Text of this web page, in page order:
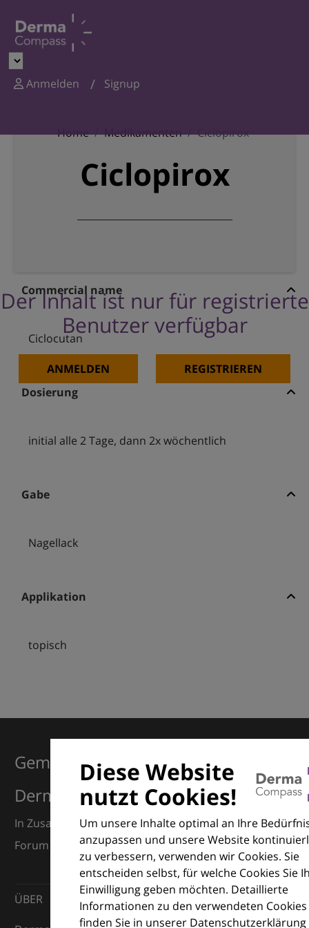
Anmelden Signup
Home Medikamenten Ciclopirox
Ciclopirox
Der Inhalt ist nur für registrierte
Benutzer verfügbar
ANMELDEN REGISTRIEREN
Commercial name
Ciclocutan
Dosierung
initial alle 2 Tage, dann 2x wöchentlich
Gabe
Nagellack
Applikation
topisch
Diese Website
nutzt Cookies!
Um unsere Inhalte optimal an Ihre
anzupassen und unsere Website
zu verbessern, verwenden wir Cookies. Sie
entscheiden selbst, für welche Cookies Sie
Einwilligung geben möchten. Detaillierte
Informationen zu den verwendeten Cookies
finden Sie in unserer Datenschutzerklärung
Gemeinsam für Exzellenz in der
Dermatologie
In Zusammenarbeit mit dem European Dermatology
Forum (EDF) und Euroderm Excellence
ÜBER